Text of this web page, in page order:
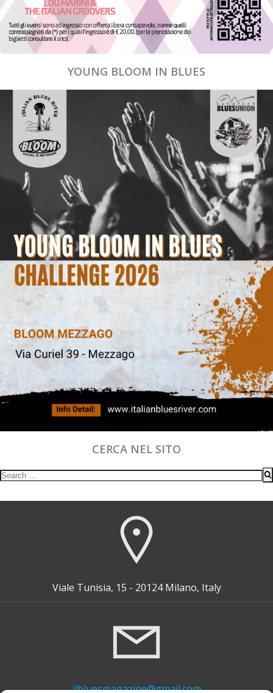
YOUNG BLOOM IN BLUES
CERCA NEL SITO
Search
Viale Tunisia, 15 - 20124 Milano, Italy
ilbluesmagazine@gmail.com